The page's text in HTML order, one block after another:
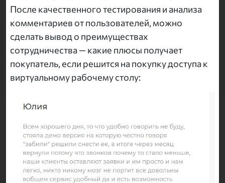
После качественного тестирования и анализа
комментариев от пользователей, можно
сделать вывод о преимуществах
сотрудничества — какие плюсы получает
покупатель, если решится на покупку доступа к
виртуальному рабочему столу: